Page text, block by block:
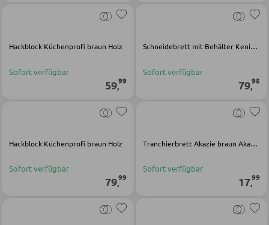
Matratzenzubehör
KLEIDERSCHRÄNKE
Drehtürenschränke
Wandspiegel
Standspiegel
Hackblock Küchenprofi braun Holz
Sofort verfügbar
59,99
Schneidebrett mit Behälter Kenina hellbraun Bambus
Sofort verfügbar
79,95
Hackblock Küchenprofi braun Holz
Sofort verfügbar
79,99
Tranchierbrett Akazie braun Akazienholz
Sofort verfügbar
17,99